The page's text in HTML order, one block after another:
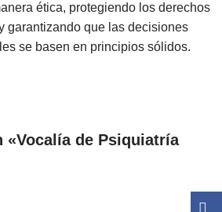
ética, protegiendo los derechos
garantizando que las decisiones
se basen en principios sólidos.
«Vocalía de Psiquiatría